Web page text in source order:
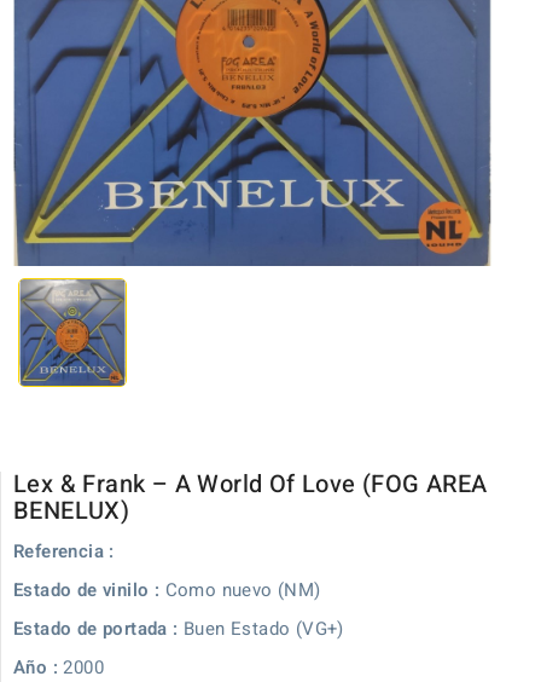
Lex & Frank ‎– A World Of Love (FOG AREA
BENELUX)
Referencia :
Estado de vinilo : Como nuevo (NM)
Estado de portada : Buen Estado (VG+)
Año : 2000